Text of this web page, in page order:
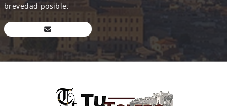
brevedad posible.